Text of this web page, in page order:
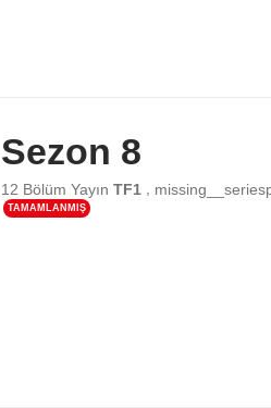
Sezon 8
12 Bölüm Yayın TF1
TAMAMLANMIŞ